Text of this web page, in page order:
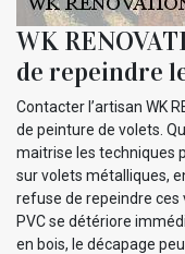
WK
de repeindre
Contacter l’artisan WK
de peinture de volets.
maitrise les techniques
sur volets métalliques,
refuse de repeindre ces
PVC se détériore
en bois, le décapage